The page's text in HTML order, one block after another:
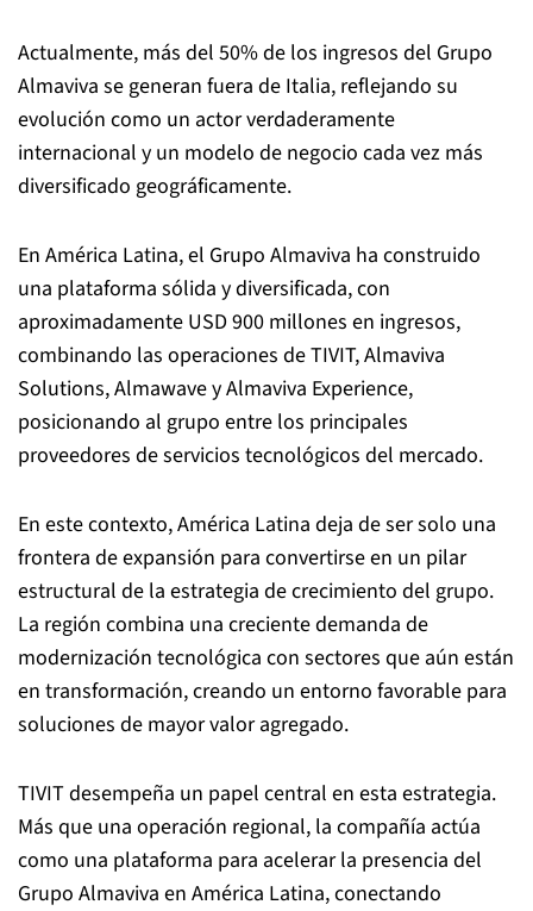
Actualmente, más del 50% de los ingresos del Grupo
Almaviva se generan fuera de Italia, reflejando su
evolución como un actor verdaderamente
internacional y un modelo de negocio cada vez más
diversificado geográficamente.
En América Latina, el Grupo Almaviva ha construido
una plataforma sólida y diversificada, con
aproximadamente USD 900 millones en ingresos,
combinando las operaciones de TIVIT, Almaviva
Solutions, Almawave y Almaviva Experience,
posicionando al grupo entre los principales
proveedores de servicios tecnológicos del mercado.
En este contexto, América Latina deja de ser solo una
frontera de expansión para convertirse en un pilar
estructural de la estrategia de crecimiento del grupo.
La región combina una creciente demanda de
modernización tecnológica con sectores que aún están
en transformación, creando un entorno favorable para
soluciones de mayor valor agregado.
TIVIT desempeña un papel central en esta estrategia.
Más que una operación regional, la compañía actúa
como una plataforma para acelerar la presencia del
Grupo Almaviva en América Latina, conectando